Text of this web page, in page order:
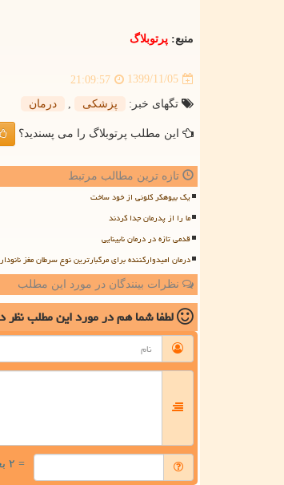
منبع: پرتوبلاگ
1399/11/05
21:09:57
تگهای خبر: پزشكی , درمان
این مطلب پرتوبلاگ را می پسندید؟
تازه ترین مطالب مرتبط
یک بیوهکر کلونی از خود ساخت
ما را از پدرمان جدا کردند
قدمی تازه در درمان نابینایی
درمان امیدوارکننده برای مرگبارترین نوع سرطان مغز
نظرات بینندگان در مورد این مطلب
لطفا شما همدر مورد این مطلبنظر
= ۲ بعلاوه ۳